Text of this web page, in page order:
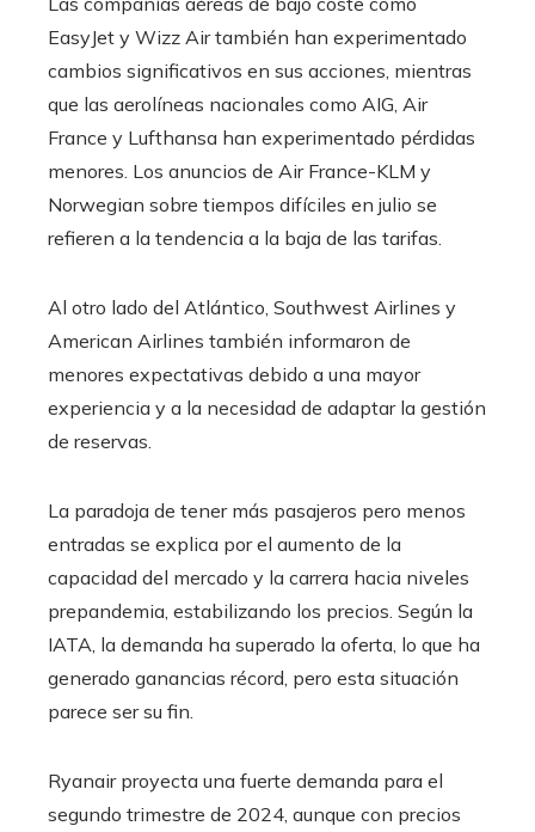
EasyJet y Wizz Air también han experimentado
cambios significativos en sus acciones, mientras
que las aerolíneas nacionales como AIG, Air
France y Lufthansa han experimentado pérdidas
menores. Los anuncios de Air France-KLM y
Norwegian sobre tiempos difíciles en julio se
refieren a la tendencia a la baja de las tarifas.
Al otro lado del Atlántico, Southwest Airlines y
American Airlines también informaron de
menores expectativas debido a una mayor
experiencia y a la necesidad de adaptar la gestión
de reservas.
La paradoja de tener más pasajeros pero menos
entradas se explica por el aumento de la
capacidad del mercado y la carrera hacia niveles
prepandemia, estabilizando los precios. Según la
IATA, la demanda ha superado la oferta, lo que ha
generado ganancias récord, pero esta situación
parece ser su fin.
Ryanair proyecta una fuerte demanda para el
segundo trimestre de 2024, aunque con precios